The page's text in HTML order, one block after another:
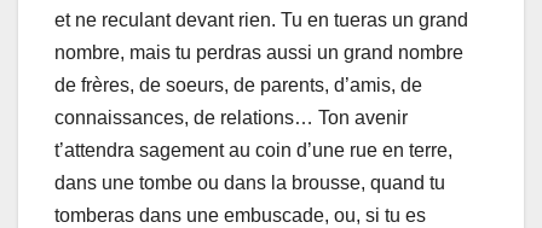
et ne reculant devant rien. Tu en tueras un grand
nombre, mais tu perdras aussi un grand nombre
de frères, de soeurs, de parents, d’amis, de
connaissances, de relations… Ton avenir
t’attendra sagement au coin d’une rue en terre,
dans une tombe ou dans la brousse, quand tu
tomberas dans une embuscade, ou, si tu es